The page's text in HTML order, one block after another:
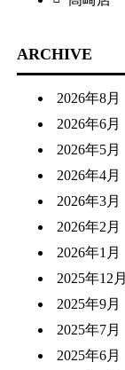
ARCHIVE
2026年8月
2026年6月
2026年5月
2026年4月
2026年3月
2026年2月
2026年1月
2025年12月
2025年9月
2025年7月
2025年6月